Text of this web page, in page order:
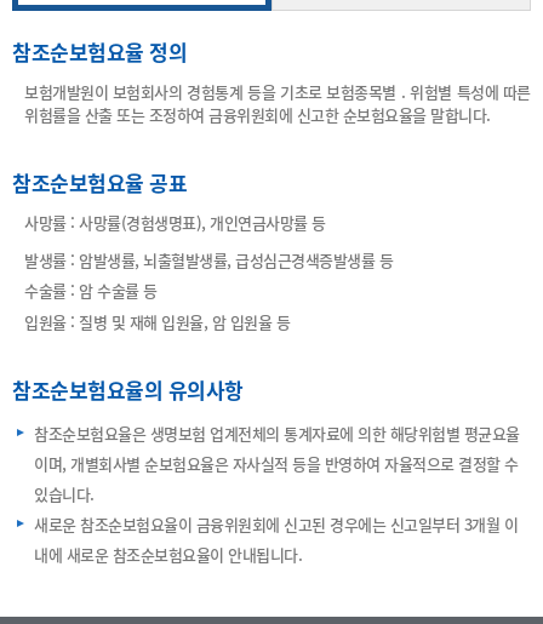
참조순보험요율 정의
보험개발원이 보험회사의 경험통계 등을 기초로 보험종목별 . 위험별 특성에 따른
위험률을 산출 또는 조정하여 금융위원회에 신고한 순보험요율을 말합니다.
참조순보험요율 공표
사망률 : 사망률(경험생명표), 개인연금사망률 등
발생률 : 암발생률, 뇌출혈발생률, 급성심근경색증발생률 등
수술률 : 암 수술률 등
입원율 : 질병 및 재해 입원율, 암 입원율 등
참조순보험요율의 유의사항
참조순보험요율은 생명보험 업계전체의 통계자료에 의한 해당위험별 평균요율
이며, 개별회사별 순보험요율은 자사실적 등을 반영하여 자율적으로 결정할 수
있습니다.
새로운 참조순보험요율이 금융위원회에 신고된 경우에는 신고일부터 3개월 이
내에 새로운 참조순보험요율이 안내됩니다.